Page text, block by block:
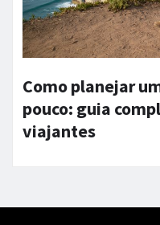
Como planejar
pouco: guia
viajantes